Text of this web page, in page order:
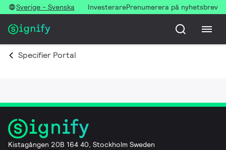
Sverige - Svenska InvesterarePrenumerera på nyhetsbrev
Specifier Portal
Kistagången 20B 164 40, Stockholm Sweden